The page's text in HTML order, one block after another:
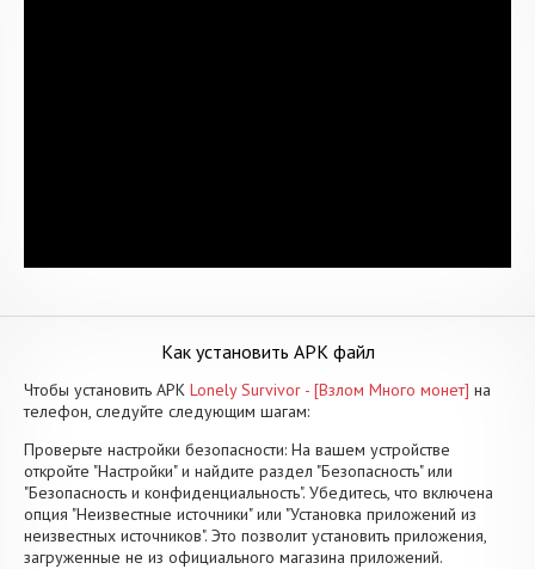
Как установить APK файл
Чтобы установить APK Lonely Survivor - [Взлом Много монет] на
телефон, следуйте следующим шагам:
Проверьте настройки безопасности: На вашем устройстве
откройте "Настройки" и найдите раздел "Безопасность" или
"Безопасность и конфиденциальность". Убедитесь, что включена
опция "Неизвестные источники" или "Установка приложений из
неизвестных источников". Это позволит установить приложения,
загруженные не из официального магазина приложений.